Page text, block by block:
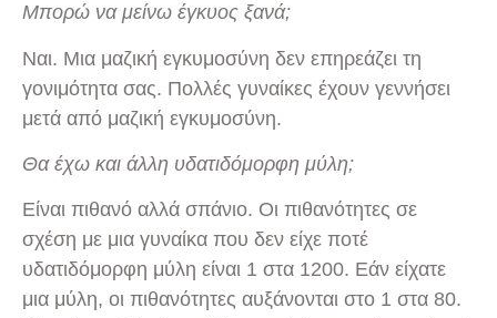
Μπορώ να μείνω έγκυος ξανά;
Ναι. Μια μαζική εγκυμοσύνη δεν επηρεάζει τη
γονιμότητα σας. Πολλές γυναίκες έχουν γεννήσει
μετά από μαζική εγκυμοσύνη.
Θα έχω και άλλη υδατιδόμορφη μύλη;
Είναι πιθανό αλλά σπάνιο. Οι πιθανότητες σε
σχέση με μια γυναίκα που δεν είχε ποτέ
υδατιδόμορφη μύλη είναι 1 στα 1200. Εάν είχατε
μια μύλη, οι πιθανότητες αυξάνονται στο 1 στα 80.